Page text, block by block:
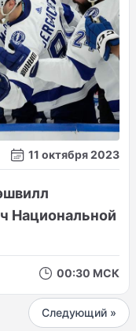
11 октября 2023
Национальной
00:30 МСК
Следующий »